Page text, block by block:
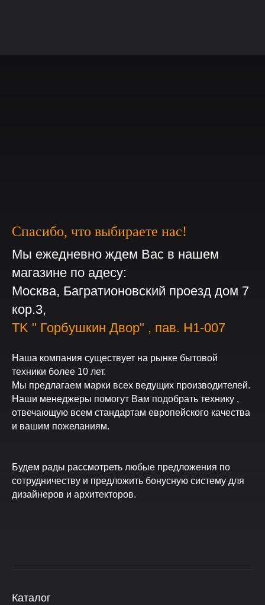
Спасибо, что выбираете нас!
Мы ежедневно ждем Вас в нашем
магазине по адесу:
Москва, Багратионовский проезд дом 7
кор.3,
ТK " Горбушкин Двор" , пав. H1-007
Наша компания существует на рынке бытовой
техники более 10 лет.
Мы предлагаем марки всех ведущих производителей.
Наши менеджеры помогут Вам подобрать технику ,
отвечающую всем стандартам европейского качества
и вашим пожеланиям.
Будем рады рассмотреть любые предложения по
сотрудничеству и предложить бонусную систему для
дизайнеров и архитекторов.
Каталог